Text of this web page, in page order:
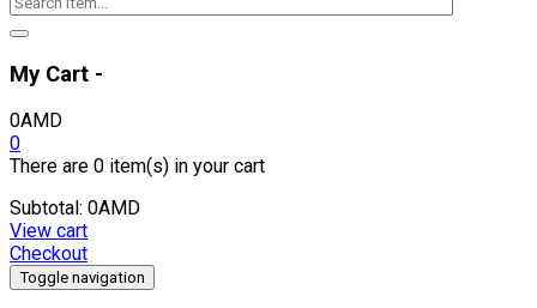
My Cart -
0AMD
0
There are 0 item(s) in your cart
Subtotal: 0AMD
View cart
Checkout
Toggle navigation